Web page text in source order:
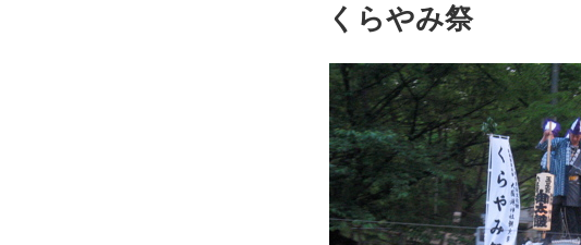
ル
21
世
紀
の”ま
つ
り”と
は？
日:
くらやみ祭